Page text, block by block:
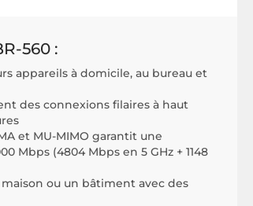
560 :
appareils à domicile, au bureau et
des connexions filaires à haut
et MU-MIMO garantit une
Mbps (4804 Mbps en 5 GHz + 1148
ou un bâtiment avec des